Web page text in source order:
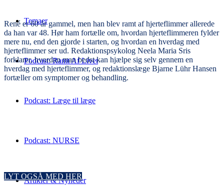
Temaer
Podcast: Ramt Af Livet
Podcast: Læge til læge
Podcast: NURSE
Artikler & Nyheder
René er 60 år gammel, men han blev ramt af hjerteflimmer allerede
da han var 48. Hør ham fortælle om, hvordan hjerteflimmeren fylder
mere nu, end den gjorde i starten, og hvordan en hverdag med
hjerteflimmer ser ud. Redaktionspsykolog Neela Maria Sris
forklarer, hvordan man bedst kan hjælpe sig selv gennem en
hverdag med hjerteflimmer, og redaktionslæge Bjarne Lühr Hansen
fortæller om symptomer og behandling.
LYT OGSÅ MED HER